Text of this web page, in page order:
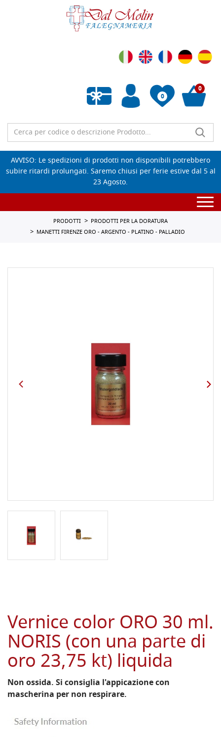
0
Wishlist vuota
0
AVVISO: Le spedizioni di prodotti non disponibili potrebbero
subire ritardi prolungati. Saremo chiusi per ferie estive dal 5 al
23 Agosto.
PRODOTTI
PRODOTTI PER LA DORATURA
MANETTI FIRENZE ORO - ARGENTO - PLATINO - PALLADIO
Vernice color ORO 30 ml.
NORIS (con una parte di
oro 23,75 kt) liquida
Non ossida. Si consiglia l'appicazione con
mascherina per non respirare.